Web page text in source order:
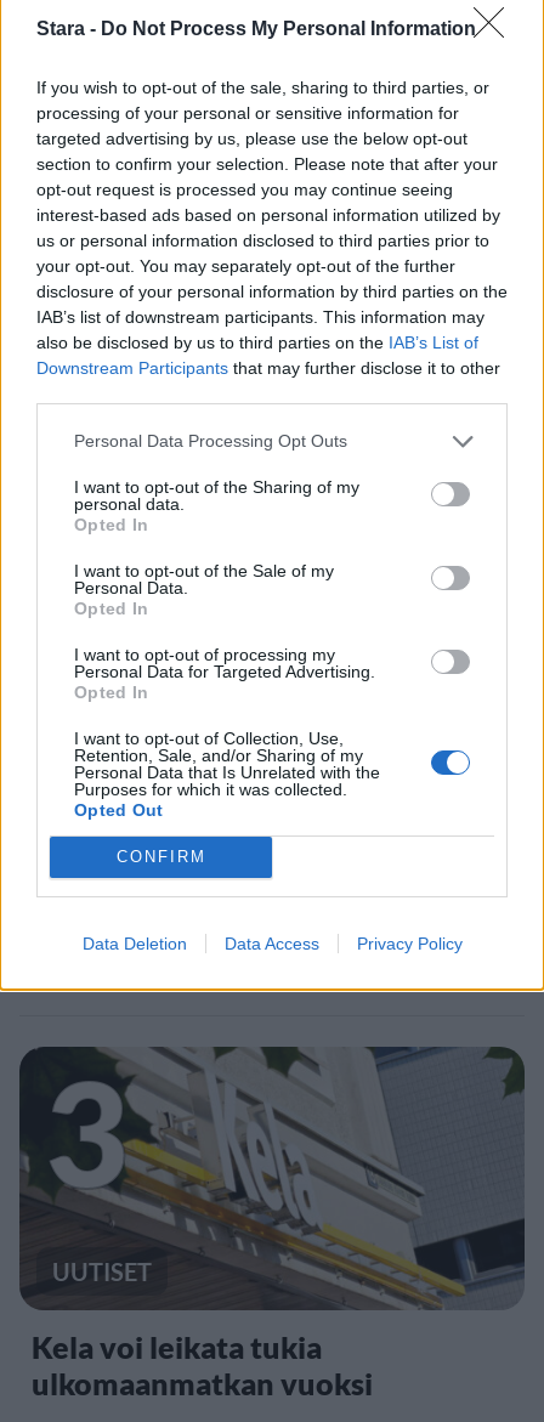
Stara - Do Not Process My Personal Information
If you wish to opt-out of the sale, sharing to third parties, or
processing of your personal or sensitive information for
targeted advertising by us, please use the below opt-out
section to confirm your selection. Please note that after your
opt-out request is processed you may continue seeing
interest-based ads based on personal information utilized by
us or personal information disclosed to third parties prior to
your opt-out. You may separately opt-out of the further
disclosure of your personal information by third parties on the
IAB’s list of downstream participants. This information may
also be disclosed by us to third parties on the IAB’s List of
Downstream Participants that may further disclose it to other
Personal Data Processing Opt Outs
I want to opt-out of the Sharing of my
personal data.
Opted In
I want to opt-out of the Sale of my
Personal Data.
Opted In
I want to opt-out of processing my
Personal Data for Targeted Advertising.
Opted In
I want to opt-out of Collection, Use,
Retention, Sale, and/or Sharing of my
Personal Data that Is Unrelated with the
Purposes for which it was collected.
Opted Out
CONFIRM
Data Deletion Data Access Privacy Policy
Staran luetuimmat
1
MATKAILU
Maailman eniten matkustaneet
valitsivat suosikkikohteensa –
2
UUTISET
F/A-18 Hornet jyrähtää ylilennolle
3
UUTISET
Kela voi leikata tukia
ulkomaanmatkan vuoksi